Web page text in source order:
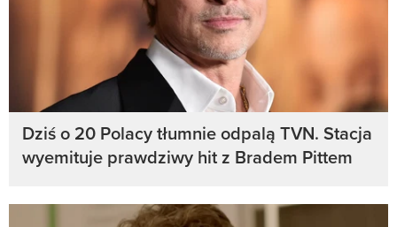
Dziś o 20 Polacy tłumnie odpalą TVN. Stacja
wyemituje prawdziwy hit z Bradem Pittem